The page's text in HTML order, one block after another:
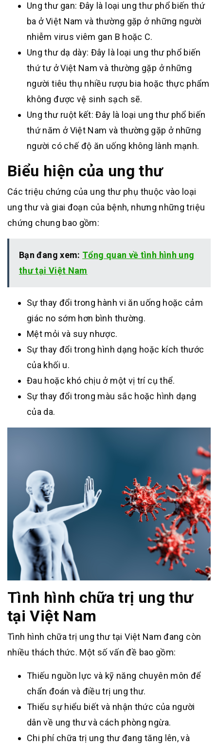
Ung thư gan: Đây là loại ung thư phổ biến thứ
ba ở Việt Nam và thường gặp ở những người
nhiễm virus viêm gan B hoặc C.
Ung thư dạ dày: Đây là loại ung thư phổ biến
thứ tư ở Việt Nam và thường gặp ở những
người tiêu thụ nhiều rượu bia hoặc thực phẩm
không được vệ sinh sạch sẽ.
Ung thư ruột kết: Đây là loại ung thư phổ biến
thứ năm ở Việt Nam và thường gặp ở những
người có chế độ ăn uống không lành mạnh.
Biểu hiện của ung thư
Các triệu chứng của ung thư phụ thuộc vào loại
ung thư và giai đoạn của bệnh, nhưng những triệu
chứng chung bao gồm:
Bạn đang xem: Tổng quan về tình hình ung
thư tại Việt Nam
Sự thay đổi trong hành vi ăn uống hoặc cảm
giác no sớm hơn bình thường.
Mệt mỏi và suy nhược.
Sự thay đổi trong hình dạng hoặc kích thước
của khối u.
Đau hoặc khó chịu ở một vị trí cụ thể.
Sự thay đổi trong màu sắc hoặc hình dạng
của da.
Tình hình chữa trị ung thư
tại Việt Nam
Tình hình chữa trị ung thư tại Việt Nam đang còn
nhiều thách thức. Một số vấn đề bao gồm:
Thiếu nguồn lực và kỹ năng chuyên môn để
chẩn đoán và điều trị ung thư.
Thiếu sự hiểu biết và nhận thức của người
dân về ung thư và cách phòng ngừa.
Chi phí chữa trị ung thư đang tăng lên, và